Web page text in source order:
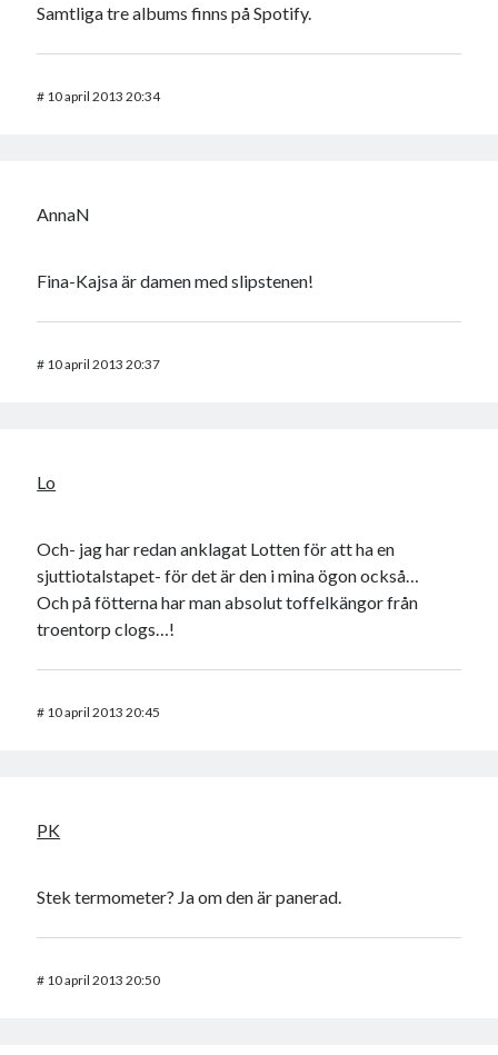
Samtliga tre albums finns på Spotify.
# 10 april 2013 20:34
AnnaN
Fina-Kajsa är damen med slipstenen!
# 10 april 2013 20:37
Lo
Och- jag har redan anklagat Lotten för att ha en
sjuttiotalstapet- för det är den i mina ögon också…
Och på fötterna har man absolut toffelkängor från
troentorp clogs…!
# 10 april 2013 20:45
PK
Stek termometer? Ja om den är panerad.
# 10 april 2013 20:50